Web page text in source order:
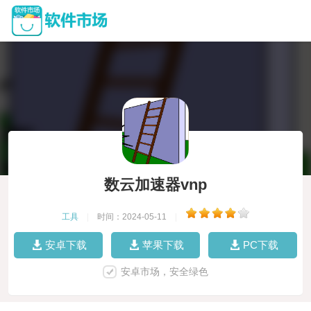
数云加速器vnp
工具 时间：2024-05-11
安卓下载 苹果下载 PC下载
安卓市场，安全绿色